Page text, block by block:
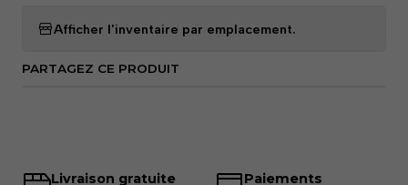
huileux, sans compromettre la dextérité. Le dos respirant
lors d'une utilisation prolongée. Idéal pour les applications
Avantages:
Afficher l'inventaire par emplacement.
PARTAGEZ CE PRODUIT
Livraison gratuite Paiements